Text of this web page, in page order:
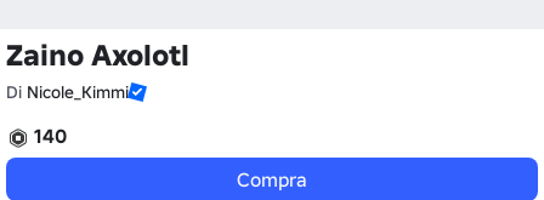
Zaino Axolotl
Di Nicole_Kimmi
140
Compra